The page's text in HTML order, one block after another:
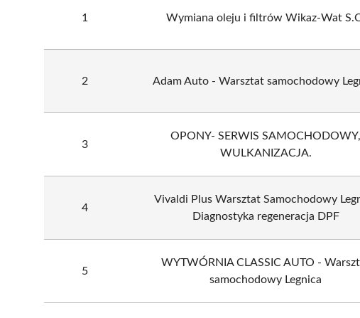
1 Wymiana oleju i filtrów Wikaz-Wat
2 Adam Auto - Warsztat samochodowy
3
OPONY- SERWIS SAMOCHODOWY,
WULKANIZACJA.
4
Vivaldi Plus Warsztat Samochodowy
Diagnostyka regeneracja DPF
5
WYTWÓRNIA CLASSIC AUTO -
samochodowy Legnica